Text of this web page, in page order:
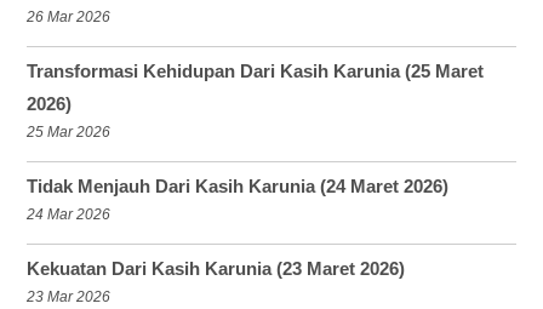
26 Mar 2026
Transformasi Kehidupan Dari Kasih Karunia (25 Maret
2026)
25 Mar 2026
Tidak Menjauh Dari Kasih Karunia (24 Maret 2026)
24 Mar 2026
Kekuatan Dari Kasih Karunia (23 Maret 2026)
23 Mar 2026